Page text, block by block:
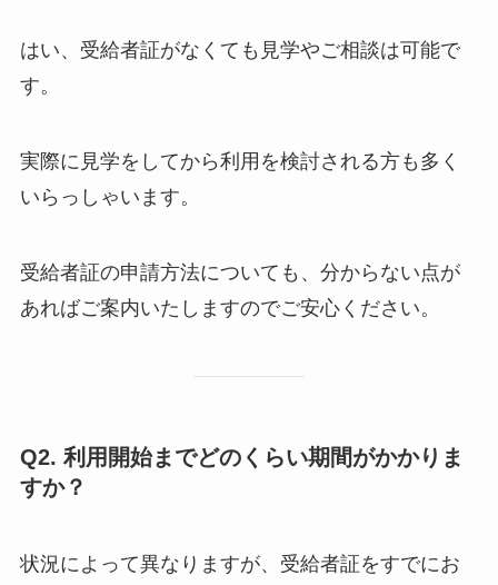
はい、受給者証がなくても見学やご相談は可能で
す。
実際に見学をしてから利用を検討される方も多く
いらっしゃいます。
受給者証の申請方法についても、分からない点が
あればご案内いたしますのでご安心ください。
Q2. 利用開始までどのくらい期間がかかりま
すか？
状況によって異なりますが、受給者証をすでにお